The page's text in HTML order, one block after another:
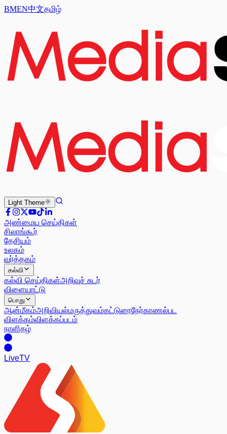
BMEN中文தமிழ்
Light Theme
அண்மைய செய்திகள்
சிலாங்கூர்
தேசியம்
உலகம்
வர்த்தகம்
கல்வி
கல்வி செய்திகள்அறிவுச் சுடர்
விளையாட்டு
பொது
ஆன்மீகம்அறிவியல்மருத்துவம்கட்டுரைநேர்காணல்பட
விளக்கம்விளக்கப்படம்
நாளிதழ்
LiveTV